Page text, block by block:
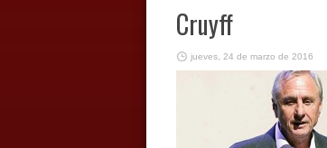
Cruyff
jueves, 24 de marzo de 2016